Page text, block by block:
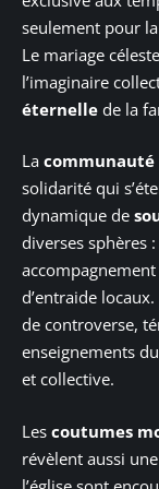
seulement pour
Le mariage
l’imaginaire
éternelle de la
La
solidarité qui
dynamique de
diverses sphères
d’entraide
de controverse,
enseignements
et collective.
Les coutumes
révèlent aussi